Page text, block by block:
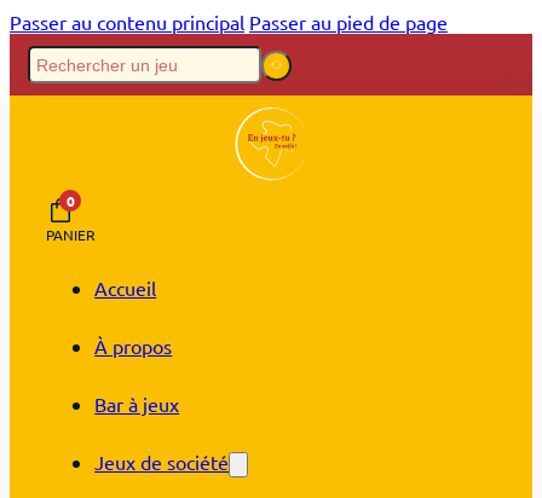
Passer au contenu principal Passer au pied de page
0
PANIER
Accueil
À propos
Bar à jeux
Jeux de société